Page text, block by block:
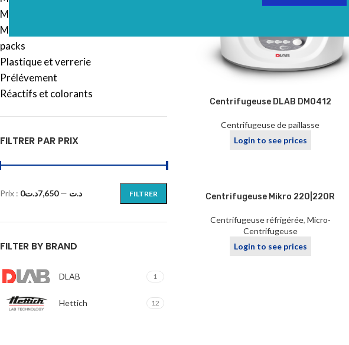
Microbiologie
Mobilier
packs
Plastique et verrerie
Prélévement
Réactifs et colorants
FILTRER PAR PRIX
FILTRER
Prix : 0د.ت —7,650د.ت
FILTER BY BRAND
DLAB 1
Hettich 12
Centrifugeuse DLAB DM0412
Centrifugeuse de paillasse
Login to see prices
Centrifugeuse Mikro 220|220R
Centrifugeuse réfrigérée, Micro-
Centrifugeuse
Login to see prices